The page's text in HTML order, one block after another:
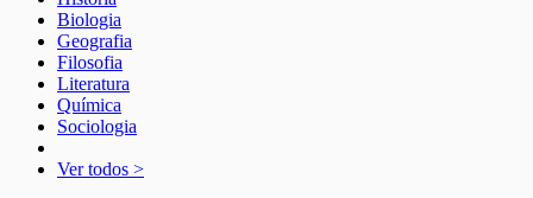
Biologia
Geografia
Filosofia
Literatura
Química
Sociologia
Ver todos >